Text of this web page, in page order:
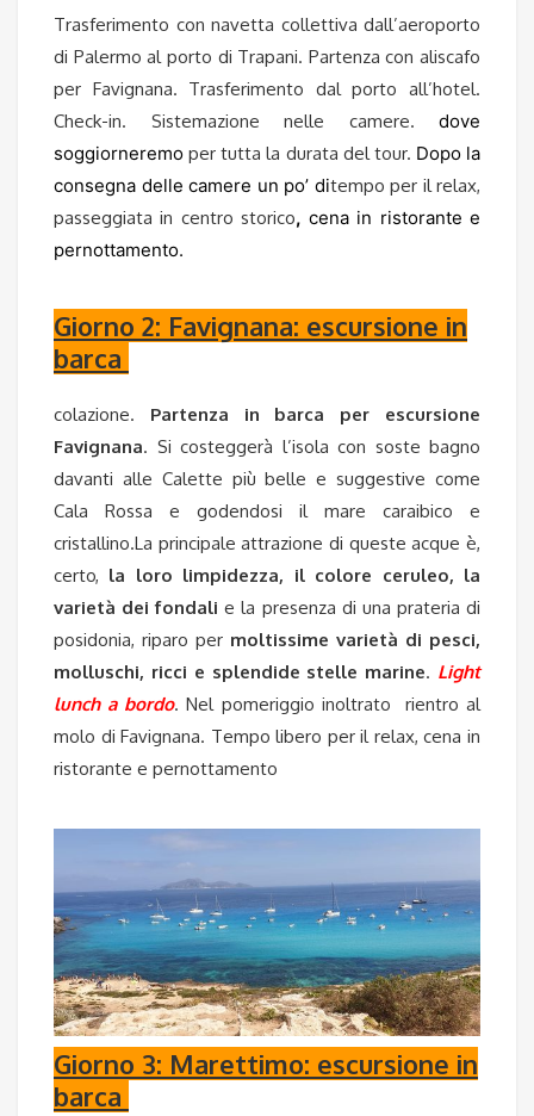
Trasferimento con navetta collettiva dall’aeroporto
di Palermo al porto di Trapani. Partenza con aliscafo
per Favignana. Trasferimento dal porto all’hotel.
Check-in. Sistemazione nelle camere. dove
soggiorneremoper tutta la durata del tour. Dopo la
consegna delle camere un po’ ditempo per il relax,
passeggiata in centro storico, cena in ristorante e
pernottamento.
Giorno 2: Favignana: escursione in
barca
colazione. Partenza in barca per escursione
Favignana. Si costeggerà l’isola con soste bagno
davanti alle Calette più belle e suggestive come
Cala Rossa e godendosi il mare caraibico e
cristallino.La principale attrazione di queste acque è,
certo, la loro limpidezza, il colore ceruleo, la
varietà dei fondalie la presenza di una prateria di
posidonia, riparo per moltissime varietà di pesci,
molluschi, ricci e splendide stelle marine. Light
lunch a bordo. Nel pomeriggio inoltrato rientro al
molo di Favignana. Tempo libero per il relax, cena in
ristorante e pernottamento
Giorno 3: Marettimo: escursione in
barca